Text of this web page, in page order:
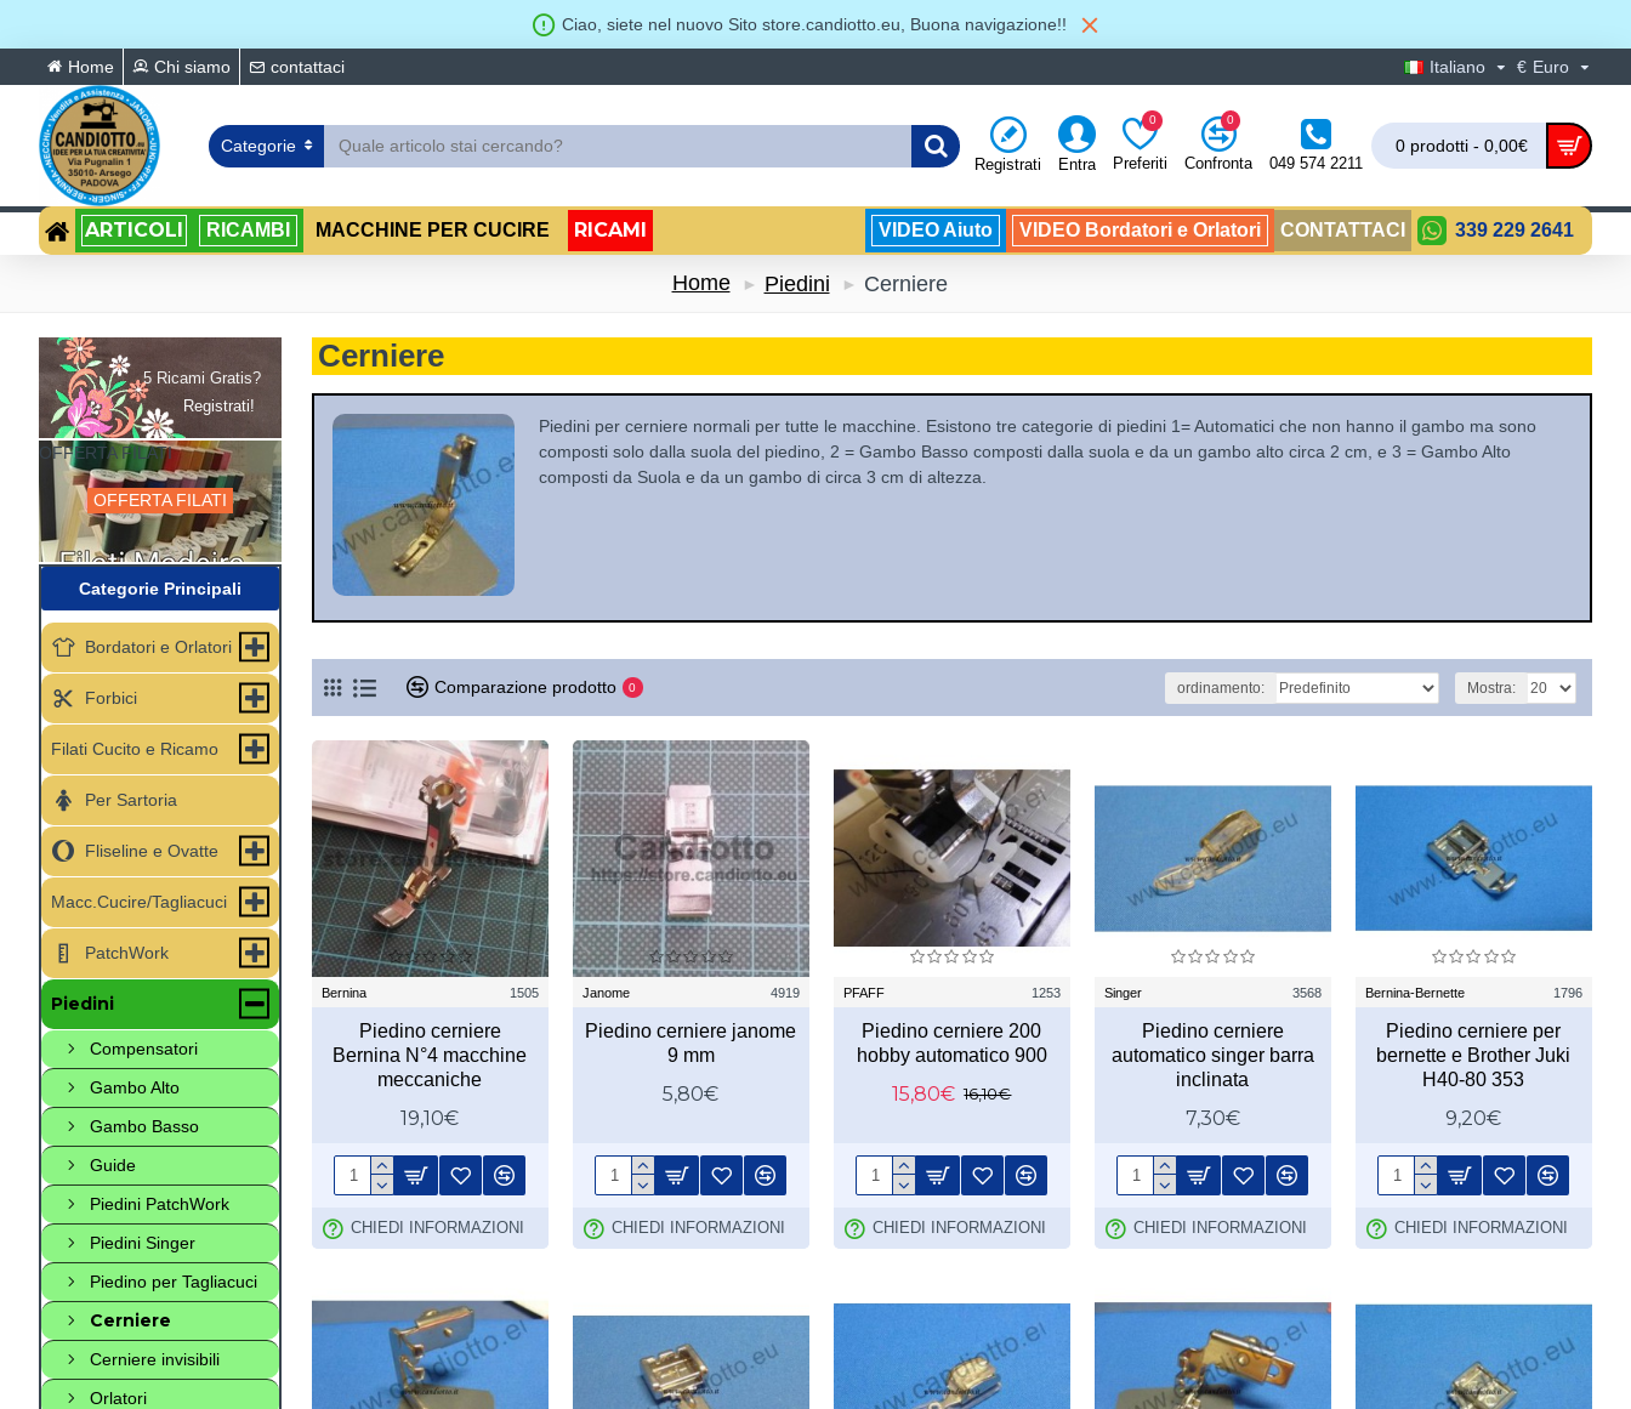
Ciao, siete nel nuovo Sito store.candiotto.eu, Buona navigazione!!
Home Chi siamo contattaci Italiano € Euro
Categorie
Registrati Entra Preferiti
0
Confronta
0
049 574 2211
0 prodotti - 0,00€
ARTICOLI RICAMBI MACCHINE PER CUCIRE RICAMI VIDEO Aiuto VIDEO Bordatori e Orlatori CONTATTACI 339 229 2641
Home Piedini Cerniere
Registrati!
5 Ricami Gratis?
OFFERTA FILATI
OFFERTA FILATI
Categorie Principali
Bordatori e Orlatori
Forbici
Filati Cucito e Ricamo
Per Sartoria
Fliseline e Ovatte
Macc.Cucire/Tagliacuci
PatchWork
Piedini
Compensatori
Gambo Alto
Gambo Basso
Guide
Piedini PatchWork
Piedini Singer
Piedino per Tagliacuci
Cerniere
Cerniere invisibili
Orlatori
Cerniere
Piedini per cerniere normali per tutte le macchine. Esistono tre categorie di piedini 1= Automatici che non hanno il gambo ma sono
composti solo dalla suola del piedino, 2 = Gambo Basso composti dalla suola e da un gambo alto circa 2 cm, e 3 = Gambo Alto
composti da Suola e da un gambo di circa 3 cm di altezza.
Comparazione prodotto 0 ordinamento: Mostra:
Bernina 1505
Piedino cerniere
Bernina N°4 macchine
meccaniche
19,10€
CHIEDI INFORMAZIONI
Janome 4919
Piedino cerniere janome
9 mm
5,80€
CHIEDI INFORMAZIONI
PFAFF 1253
Piedino cerniere 200
hobby automatico 900
15,80€ 16,10€
CHIEDI INFORMAZIONI
Singer 3568
Piedino cerniere
automatico singer barra
inclinata
7,30€
CHIEDI INFORMAZIONI
Bernina-Bernette 1796
Piedino cerniere per
bernette e Brother Juki
H40-80 353
9,20€
CHIEDI INFORMAZIONI